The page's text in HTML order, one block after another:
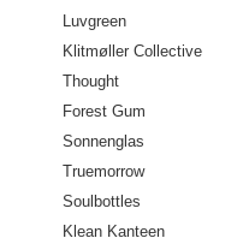
Luvgreen
Klitmøller Collective
Thought
Forest Gum
Sonnenglas
Truemorrow
Soulbottles
Klean Kanteen